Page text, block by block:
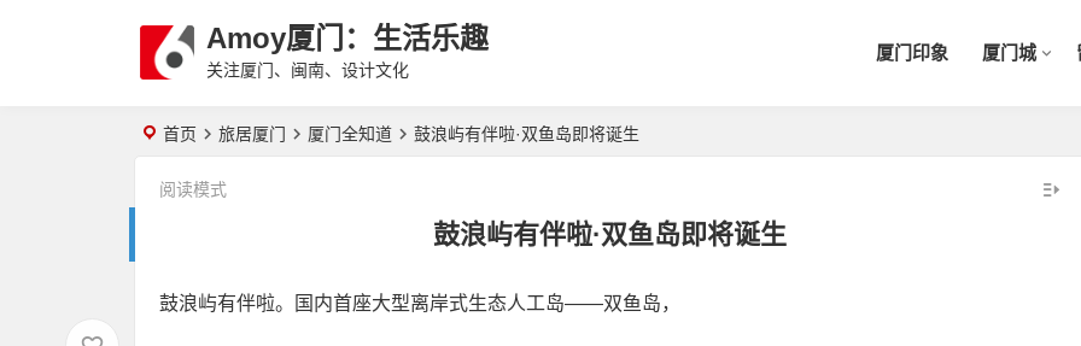
Amoy厦门：生活乐趣
关注厦门、闽南、设计文化
厦门印象 厦门城
首页 旅居厦门 厦门全知道 鼓浪屿有伴啦·双鱼岛即将诞生
鼓浪屿有伴啦·双鱼岛即将诞生
阅读模式
鼓浪屿有伴啦。国内首座大型离岸式生态人工岛——双鱼岛，